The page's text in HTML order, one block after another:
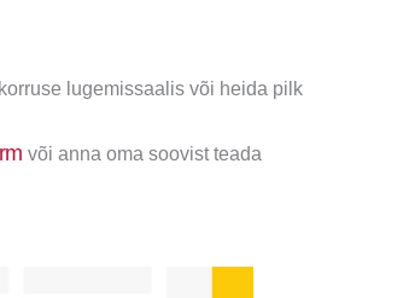
lugemissaalis või heida pilk
või anna oma soovist teada